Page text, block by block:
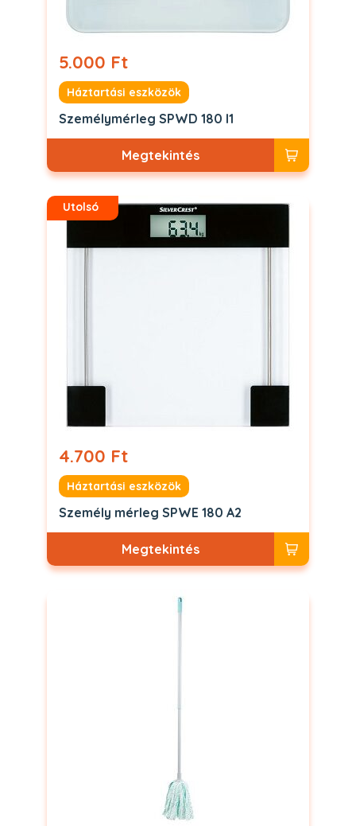
5.000 Ft
Háztartási eszközök
Személymérleg SPWD 180 I1
Megtekintés
Utolsó
4.700 Ft
Háztartási eszközök
Személy mérleg SPWE 180 A2
Megtekintés